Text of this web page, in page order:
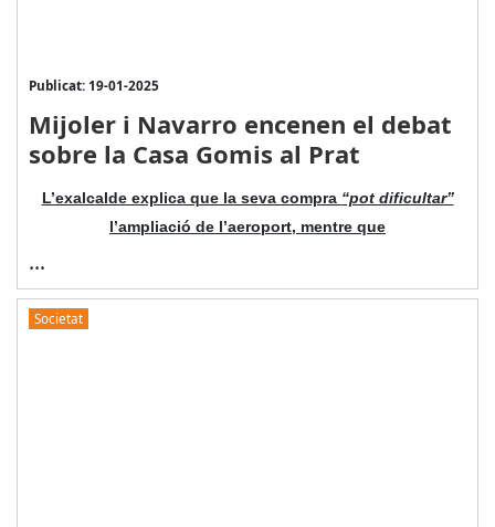
Publicat: 19-01-2025
Mijoler i Navarro encenen el debat
sobre la Casa Gomis al Prat
L’exalcalde explica que la seva compra “pot dificultar”
l’ampliació de l’aeroport, mentre que
...
Societat